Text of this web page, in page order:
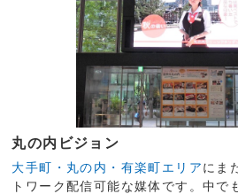
丸の内ビジョン
大手町・丸の内・有楽町エリアにま
トワーク配信可能な媒体です。中で